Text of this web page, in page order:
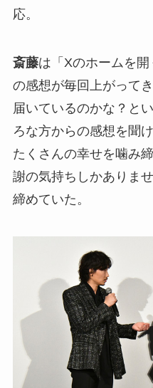
応。
斎藤は「Xのホームを開
の感想が毎回上がって
届いているのかな？と
ろな方からの感想を聞
たくさんの幸せを噛み
謝の気持ちしかありま
締めていた。